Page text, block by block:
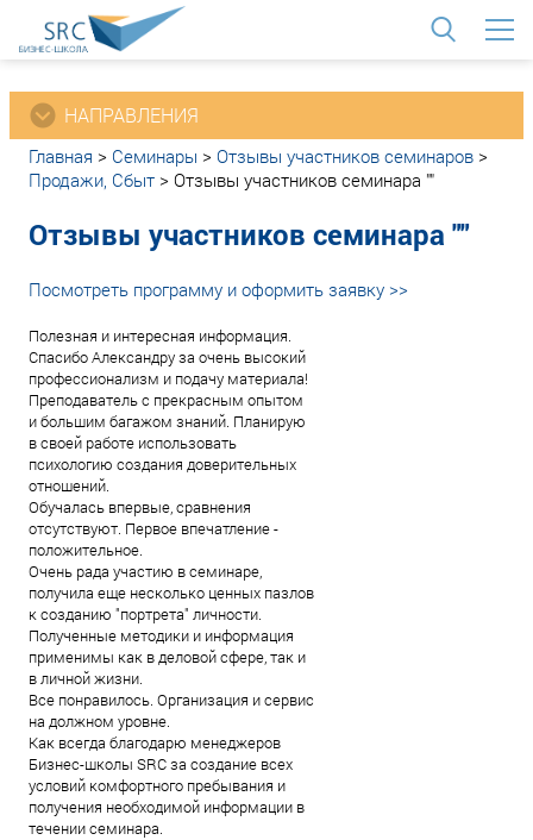
НАПРАВЛЕНИЯ
Главная > Семинары > Отзывы участников семинаров >
Продажи, Сбыт > Отзывы участников семинара ""
Отзывы участников семинара ""
Посмотреть программу и оформить заявку >>
Полезная и интересная информация.
Спасибо Александру за очень высокий
профессионализм и подачу материала!
Преподаватель с прекрасным опытом
и большим багажом знаний. Планирую
в своей работе использовать
психологию создания доверительных
отношений.
Обучалась впервые, сравнения
отсутствуют. Первое впечатление -
положительное.
Очень рада участию в семинаре,
получила еще несколько ценных пазлов
к созданию "портрета" личности.
Полученные методики и информация
применимы как в деловой сфере, так и
в личной жизни.
Все понравилось. Организация и сервис
на должном уровне.
Как всегда благодарю менеджеров
Бизнес-школы SRC за создание всех
условий комфортного пребывания и
получения необходимой информации в
течении семинара.